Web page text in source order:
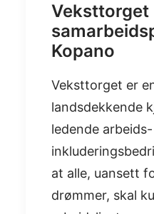
Veksttorget
Kopano
Veksttorget er
landsdekkende
ledende
at alle, uansett
drømmer, skal